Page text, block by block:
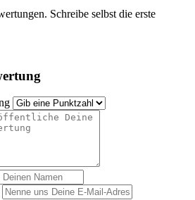
Schreibe selbst die erste